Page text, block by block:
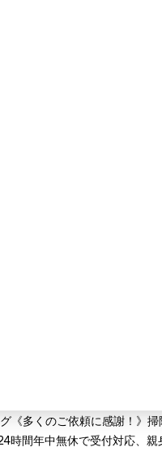
《多くのご依頼に感謝！》
時間年中無休で受付対応、